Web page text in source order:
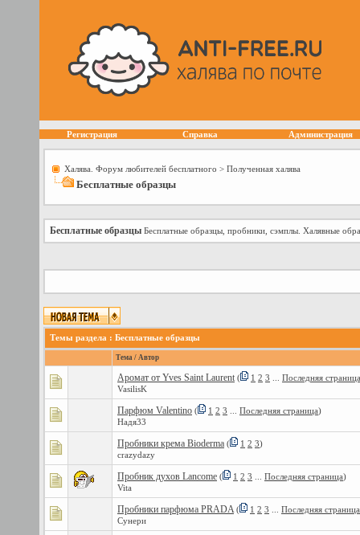
Регистрация Справка Администрация
Халява. Форум любителей бесплатного > Полученная халява
Бесплатные образцы
Бесплатные образцы Бесплатные образцы, пробники, сэмплы. Халявные
Темы раздела : Бесплатные образцы
Тема / Автор
Аромат от Yves Saint Laurent ( 1 2 3
Последняя страница
VasilisK
Парфюм Valentino ( 1 2 3 Последняя страница)
Надя33
Пробники крема Bioderma ( 1 2 3)
crazydazy
Пробник духов Lancome ( 1 2 3 Последняя страница)
Vita
Пробники парфюма PRADA ( 1 2 3
Последняя страница
Сунери